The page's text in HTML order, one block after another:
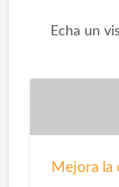
Echa un